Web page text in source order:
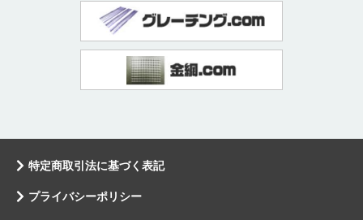
特定商取引法に基づく表記
プライバシーポリシー